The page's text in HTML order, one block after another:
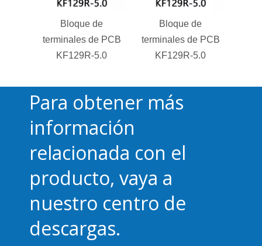
Bloque de
terminales de PCB
KF129R-5.0
Bloque de
terminales de PCB
KF129R-5.0
Para obtener más
información
relacionada con el
producto, vaya a
nuestro centro de
descargas.